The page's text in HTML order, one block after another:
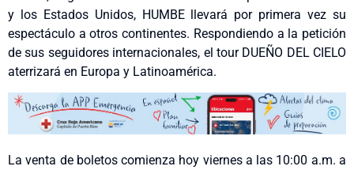
y los Estados Unidos, HUMBE llevará por primera vez su
espectáculo a otros continentes. Respondiendo a la petición
de sus seguidores internacionales, el tour DUEÑO DEL CIELO
aterrizará en Europa y Latinoamérica.
La venta de boletos comienza hoy viernes a las 10:00 a.m. a